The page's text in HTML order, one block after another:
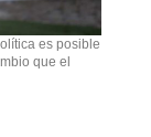
es posible
que el